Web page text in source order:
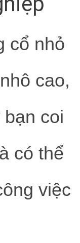
cổ nhỏ
cao,
coi
có thể
việc